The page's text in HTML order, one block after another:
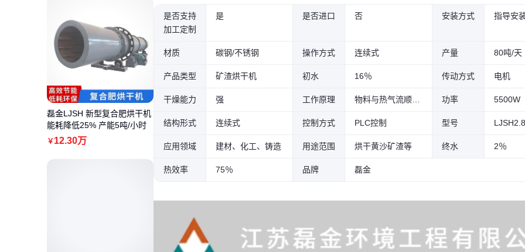
磊金 雷蒙磨选粉机 钛白粉
备
￥8.70万
磊金LJSH 新型复合肥烘干机
能耗降低25% 产能5吨/小时
￥12.30万
是否支持
加工定制
是 是否进口 否 安装方式 指导安
材质 碳钢/不锈钢 操作方式 连续式 产量 80吨/天
产品类型 矿渣烘干机 初水 16％ 传动方式 电机
干燥能力 强 工作原理 物料与热气流顺流烘干 功率 5500W
结构形式 连续式 控制方式 PLC控制 型号
应用领域 建材、化工、铸造 用途范围 烘干黄沙矿渣等 终水 2％
热效率 75％ 品牌 磊金